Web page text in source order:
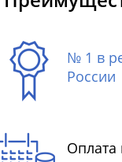
№ 1 в
России
Оплата